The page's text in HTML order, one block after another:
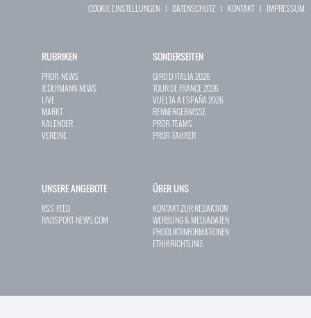
COOKIE EINSTELLUNGEN | DATENSCHUTZ | KONTAKT| IMPRESSUM
RUBRIKEN
PROFI-NEWS
JEDERMANN-NEWS
LIVE
MARKT
KALENDER
VEREINE
SONDERSEITEN
GIRO D`ITALIA 2026
TOUR DE FRANCE 2026
VUELTA A ESPAÑA 2026
RENNERGEBNISSE
PROFI-TEAMS
PROFI-FAHRER
UNSERE ANGEBOTE
RSS-FEED
RADSPORT-NEWS.COM
ÜBER UNS
KONTAKT ZUR REDAKTION
WERBUNG & MEDIADATEN
PRODUKTINFORMATIONEN
ETHIKRICHTLINIE